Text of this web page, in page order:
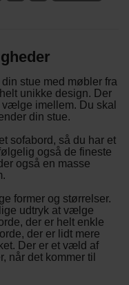
stue med møbler fra
unikke design. Der
imellem. Du skal
din stue.
sofabord, så du har et
også de fineste
også en masse
former og størrelser.
udtryk at vælge
der er helt enkle
der er lidt mere
Der er et væld af
når det kommer til